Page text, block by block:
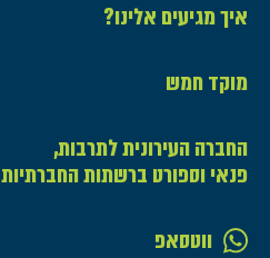
איך מגיעים אלינו?
מוקד חמש
החברה העירונית לתרבות,
פנאי וספורט ברשתות החברתיות
ווטסאפ